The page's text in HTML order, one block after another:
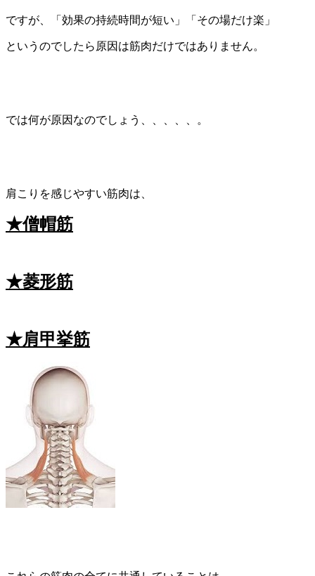
ですが、「効果の持続時間が短い」「その場だけ楽」
というのでしたら原因は筋肉だけではありません。
では何が原因なのでしょう、、、、、。
肩こりを感じやすい筋肉は、
★僧帽筋
★菱形筋
★肩甲挙筋